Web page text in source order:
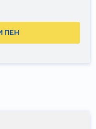
ПЕН